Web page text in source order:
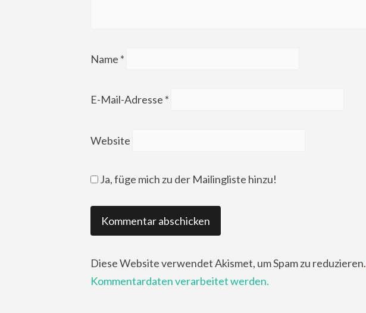
Name *
E-Mail-Adresse *
Website
Ja, füge mich zu der Mailingliste hinzu!
Diese Website verwendet Akismet, um Spam zu reduzieren.
Kommentardaten verarbeitet werden.